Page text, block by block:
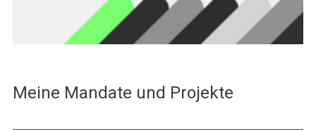
Meine Mandate und Projekte